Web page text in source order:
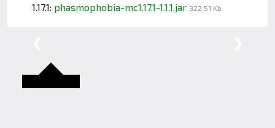
1.17.1: phasmophobia-mc1.17.1-1.1.1.jar 322,51 Kb